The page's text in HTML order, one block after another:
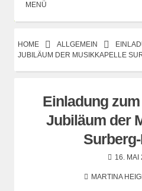
MENÜ
HOME ALLGEMEIN
JUBILÄUM DER MUSIKKAPELLE
Einladung
Jubiläum der
16. MAI
MARTINA